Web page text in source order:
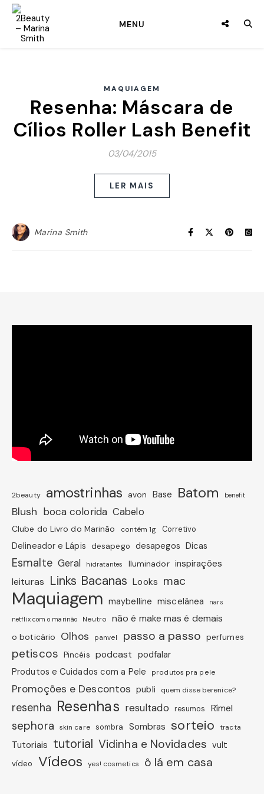
MENU
MAQUIAGEM
Resenha: Máscara de
Cílios Roller Lash Benefit
03/04/2015
LER MAIS
Marina Smith
2beauty amostrinhas avon Base Batom benefit
Blush boca colorida Cabelo
Clube do Livro do Marinão contém 1g Corretivo
Delineador e Lápis desapego desapegos Dicas
Esmalte Geral hidratantes Iluminador inspirações
leituras Links Bacanas Looks mac
Maquiagem maybelline miscelânea nars
netflix com o marinão Neutro não é make mas é demais
o boticário Olhos panvel passo a passo perfumes
petiscos Pincéis podcast podfalar
Produtos e Cuidados com a Pele
produtos pra pele
Promoções e Descontos publi quem disse berenice?
resenha Resenhas resultado resumos Rímel
sephora skin care sombra Sombras sorteio tracta
Tutoriais tutorial Vidinha e Novidades vult
vídeo Vídeos yes! cosmetics ô lá em casa